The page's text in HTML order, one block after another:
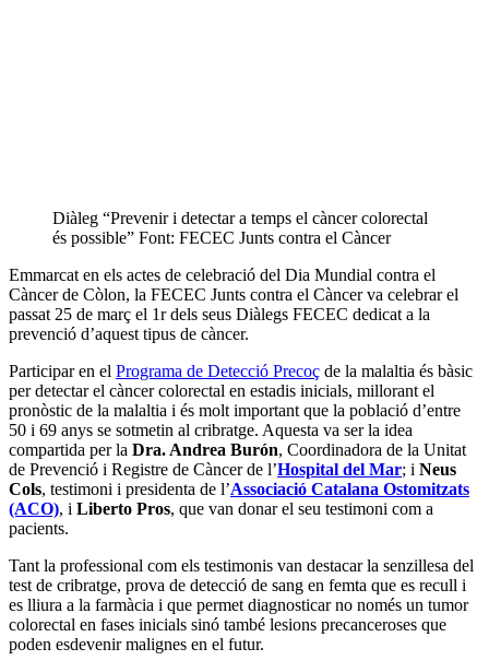
Diàleg “Prevenir i detectar a temps el càncer colorectal
és possible” Font: FECEC Junts contra el Càncer
Emmarcat en els actes de celebració del Dia Mundial contra el
Càncer de Còlon, la FECEC Junts contra el Càncer va celebrar el
passat 25 de març el 1r dels seus Diàlegs FECEC dedicat a la
prevenció d’aquest tipus de càncer.
Participar en el Programa de Detecció Precoç de la malaltia és bàsic
per detectar el càncer colorectal en estadis inicials, millorant el
pronòstic de la malaltia i és molt important que la població d’entre
50 i 69 anys se sotmetin al cribratge. Aquesta va ser la idea
compartida per la Dra. Andrea Burón, Coordinadora de la Unitat
de Prevenció i Registre de Càncer de l’Hospital del Mar; i Neus
Cols, testimoni i presidenta de l’Associació Catalana Ostomitzats
(ACO), i Liberto Pros, que van donar el seu testimoni com a
pacients.
Tant la professional com els testimonis van destacar la senzillesa del
test de cribratge, prova de detecció de sang en femta que es recull i
es lliura a la farmàcia i que permet diagnosticar no només un tumor
colorectal en fases inicials sinó també lesions precanceroses que
poden esdevenir malignes en el futur.